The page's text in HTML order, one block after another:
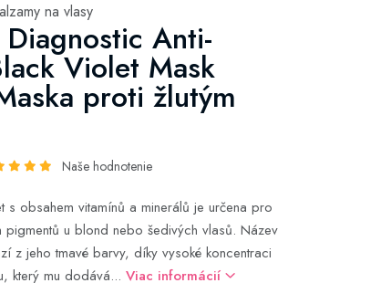
na vlasy
Anti-
Violet Mask
proti žlutým
Naše hodnotenie
s obsahem vitamínů a minerálů je určena pro
pigmentů u blond nebo šedivých vlasů. Název
z jeho tmavé barvy, díky vysoké koncentraci
který mu dodává... Viac informácií